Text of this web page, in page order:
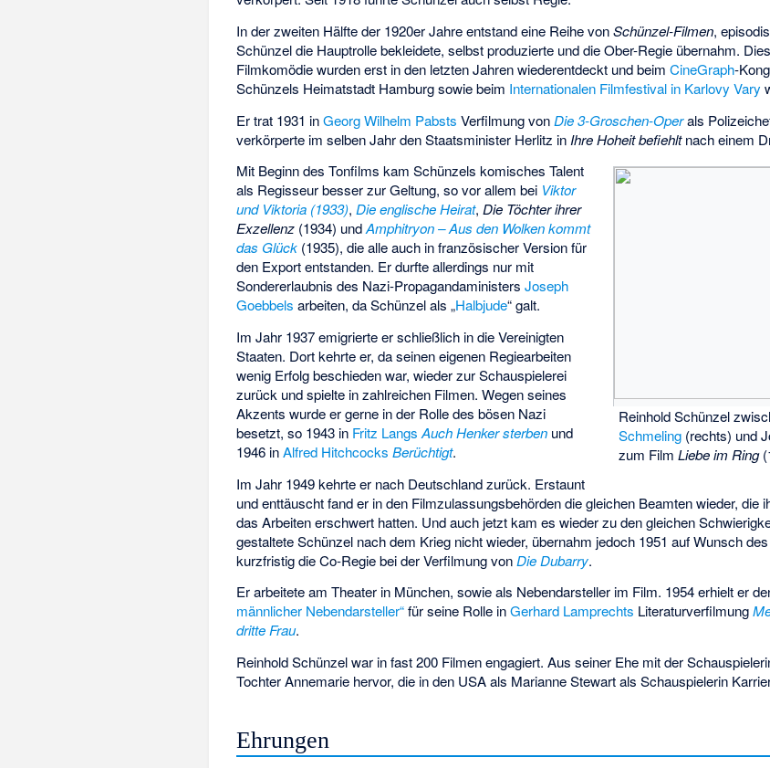
In der zweiten Hälfte der 1920er Jahre entstand eine Reihe vonSchünzel-Filmen,
Schünzel die Hauptrolle bekleidete, selbst produzierte und die Ober-Regie übernahm.
Filmkomödie wurden erst in den letzten Jahren wiederentdeckt und beimCineGraph-
Schünzels Heimatstadt Hamburg sowie beim Internationalen Filmfestival in Karlovy Vary
Er trat 1931 inGeorg Wilhelm Pabsts Verfilmung vonDie 3-Groschen-Operals
verkörperte im selben Jahr den Staatsminister Herlitz in Ihre Hoheit befiehltnach einem
Reinhold Schünzel
Schmeling (rechts) und
zum FilmLiebe im Ring
Mit Beginn des Tonfilms kam Schünzels komisches Talent
als Regisseur besser zur Geltung, so vor allem bei Viktor
und Viktoria (1933),Die englische Heirat,Die Töchter ihrer
Exzellenz (1934) undAmphitryon – Aus den Wolken kommt
das Glück (1935), die alle auch in französischer Version für
den Export entstanden. Er durfte allerdings nur mit
Sondererlaubnis des Nazi-PropagandaministersJoseph
Goebbels arbeiten, da Schünzel als „Halbjude“ galt.
Im Jahr 1937 emigrierte er schließlich in die Vereinigten
Staaten. Dort kehrte er, da seinen eigenen Regiearbeiten
wenig Erfolg beschieden war, wieder zur Schauspielerei
zurück und spielte in zahlreichen Filmen. Wegen seines
Akzents wurde er gerne in der Rolle des bösen Nazi
besetzt, so 1943 in Fritz Langs Auch Henker sterben und
1946 inAlfred Hitchcocks Berüchtigt.
Im Jahr 1949 kehrte er nach Deutschland zurück. Erstaunt
und enttäuscht fand er in den Filmzulassungsbehörden die gleichen Beamten wieder, die
das Arbeiten erschwert hatten. Und auch jetzt kam es wieder zu den gleichen
gestaltete Schünzel nach dem Krieg nicht wieder, übernahm jedoch 1951 auf Wunsch
kurzfristig die Co-Regie bei der Verfilmung vonDie Dubarry.
Er arbeitete am Theater in München, sowie als Nebendarsteller im Film. 1954 erhielt er
männlicher Nebendarsteller“für seine Rolle inGerhard Lamprechts Literaturverfilmung
dritte Frau.
Reinhold Schünzel war in fast 200 Filmen engagiert. Aus seiner Ehe mit der
Tochter Annemarie hervor, die in den USA als Marianne Stewartals Schauspielerin
Ehrungen